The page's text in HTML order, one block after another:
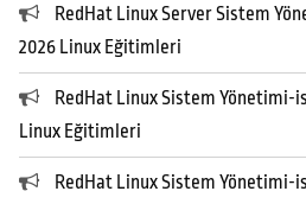
RedHat Linux Server Sistem
2026 Linux Eğitimleri
RedHat Linux Sistem Yönetimi-
Linux Eğitimleri
RedHat Linux Sistem Yönetimi-